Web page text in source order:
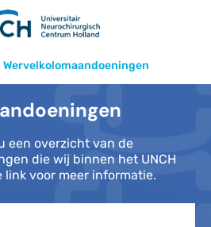
Wervelkolomaandoeningen
een overzicht van de
die wij binnen het UNCH
link voor meer informatie.